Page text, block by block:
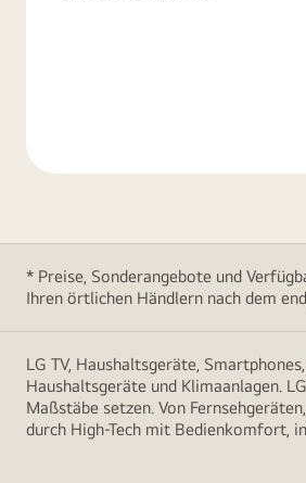
* Preise, Sonderangebote und
Ihren örtlichen Händlern nach dem
LG TV, Haushaltsgeräte,
Haushaltsgeräte und Klimaanlagen.
Maßstäbe setzen. Von
durch High-Tech mit Bedienkomfort,